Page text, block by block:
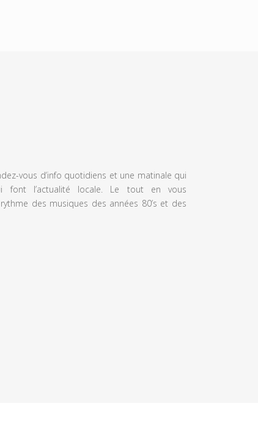
vous d’info quotidiens et une matinale qui
font l’actualité locale. Le tout en vous
des musiques des années 80’s et des